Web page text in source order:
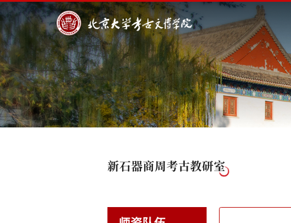
新石器商周考古教研室